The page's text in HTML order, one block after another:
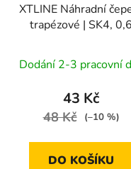
XTLINE Náhradní
trapézové | SK4, 0,6
Dodání 2-3 pracovní
43 Kč
48 Kč (–10 %)
DO KOŠÍKU